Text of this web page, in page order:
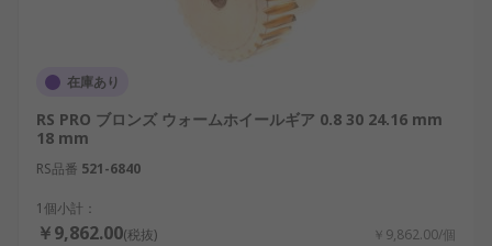
在庫あり
RS PRO ブロンズ ウォームホイールギア 0.8 30 24.16 mm
18 mm
RS品番 521-6840
1個小計：
￥9,862.00(税抜) ￥9,862.00/個